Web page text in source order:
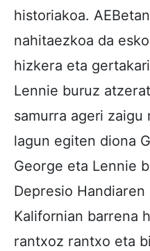
historiakoa.
nahitaezkoa da
hizkera eta
Lennie buruz
samurra ageri
lagun egiten diona
George eta Lennie
Depresio
Kalifornian barrena
rantxoz rantxo eta